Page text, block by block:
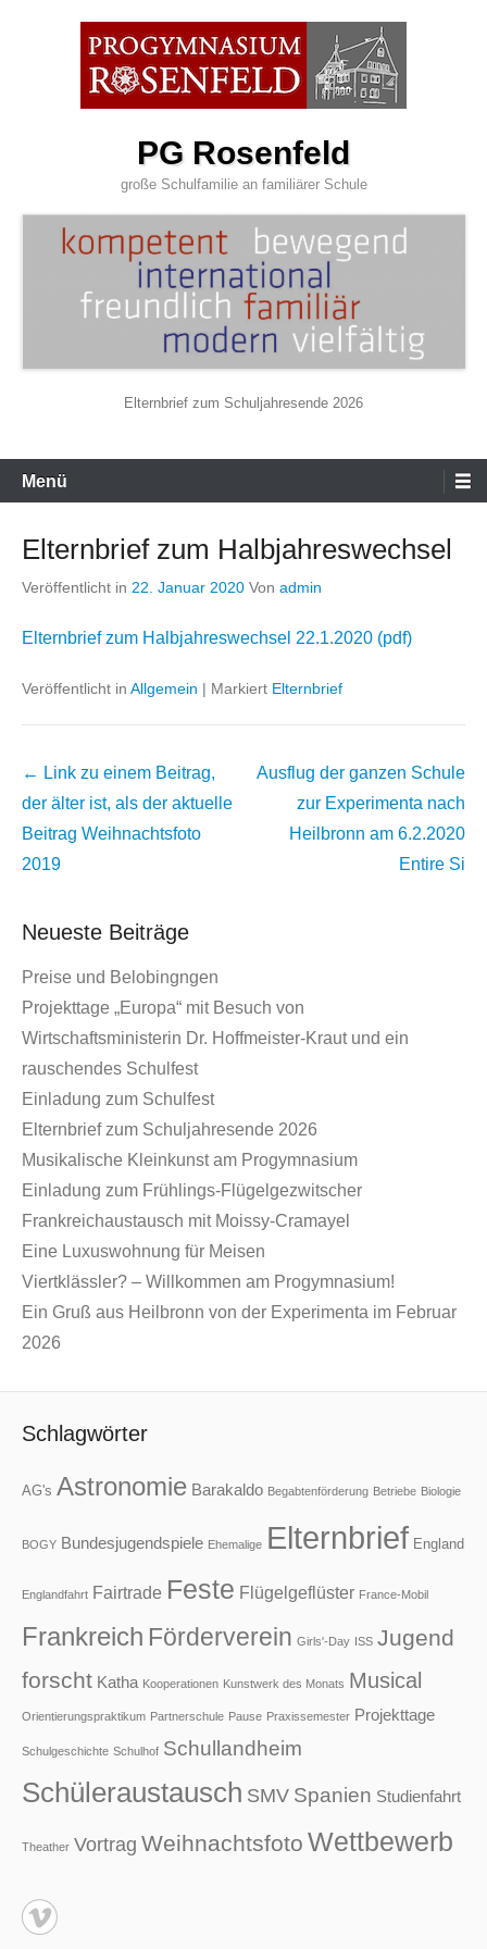
PG Rosenfeld
große Schulfamilie an familiärer Schule
Elternbrief zum Schuljahresende 2026
Primäres
Menü
Menü
Elternbrief zum Halbjahreswechsel
Veröffentlicht in 22. Januar 2020 Von admin
Elternbrief zum Halbjahreswechsel 22.1.2020 (pdf)
Veröffentlicht in Allgemein | Markiert Elternbrief
Beitrags
Übersicht
← Link zu einem Beitrag,
der älter ist, als der aktuelle
Beitrag Weihnachtsfoto
2019
Ausflug der ganzen Schule
zur Experimenta nach
Heilbronn am 6.2.2020
Entire Si
Neueste Beiträge
Preise und Belobingngen
Projekttage „Europa“ mit Besuch von
Wirtschaftsministerin Dr. Hoffmeister-Kraut und ein
rauschendes Schulfest
Einladung zum Schulfest
Elternbrief zum Schuljahresende 2026
Musikalische Kleinkunst am Progymnasium
Einladung zum Frühlings-Flügelgezwitscher
Frankreichaustausch mit Moissy-Cramayel
Eine Luxuswohnung für Meisen
Viertklässler? – Willkommen am Progymnasium!
Ein Gruß aus Heilbronn von der Experimenta im Februar
2026
Schlagwörter
AG's Astronomie Barakaldo Begabtenförderung Betriebe Biologie
BOGY Bundesjugendspiele Ehemalige Elternbrief England
Englandfahrt Fairtrade Feste Flügelgeflüster France-Mobil
Frankreich Förderverein Girls'-Day ISS Jugend
forscht Katha Kooperationen Kunstwerk des Monats Musical
Orientierungspraktikum Partnerschule Pause Praxissemester Projekttage
Schulgeschichte Schulhof Schullandheim
Schüleraustausch SMV Spanien Studienfahrt
Theather Vortrag Weihnachtsfoto Wettbewerb